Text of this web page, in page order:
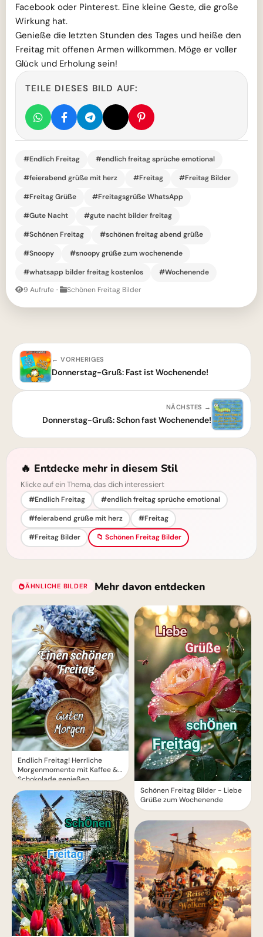
Facebook oder Pinterest. Eine kleine Geste, die große
Wirkung hat.
Genieße die letzten Stunden des Tages und heiße den
Freitag mit offenen Armen willkommen. Möge er voller
Glück und Erholung sein!
TEILE DIESES BILD AUF:
#Endlich Freitag
#endlich freitag sprüche emotional
#feierabend grüße mit herz
#Freitag
#Freitag Bilder
#Freitag Grüße
#Freitagsgrüße WhatsApp
#Gute Nacht
#gute nacht bilder freitag
#Schönen Freitag
#schönen freitag abend grüße
#Snoopy
#snoopy grüße zum wochenende
#whatsapp bilder freitag kostenlos
#Wochenende
9 Aufrufe · Schönen Freitag Bilder
← VORHERIGES
Donnerstag-Gruß: Fast ist Wochenende!
NÄCHSTES →
Donnerstag-Gruß: Schon fast Wochenende!
🔥 Entdecke mehr in diesem Stil
Klicke auf ein Thema, das dich interessiert
#Endlich Freitag
#endlich freitag sprüche emotional
#feierabend grüße mit herz
#Freitag
#Freitag Bilder
📁 Schönen Freitag Bilder
ÄHNLICHE BILDER Mehr davon entdecken
Endlich Freitag! Herrliche
Morgenmomente mit Kaffee &
Schokolade genießen
Schönen Freitag Bilder - Liebe
Grüße zum Wochenende